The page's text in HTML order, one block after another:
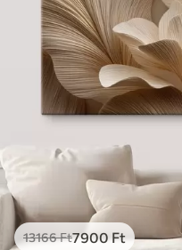
13166Ft7900 Ft